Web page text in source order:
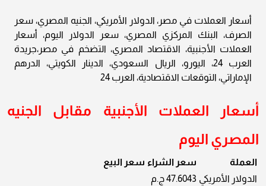
أسعار العملات في مصر، الدولار الأمريكي، الجنيه المصري، سعر
الصرف، البنك المركزي المصري، سعر الدولار اليوم، أسعار
العملات الأجنبية، الاقتصاد المصري، التضخم في مصر،جريدة
العرب 24، اليورو، الريال السعودي، الدينار الكويتي، الدرهم
الإماراتي، التوقعات الاقتصادية، العرب 24
أسعار العملات الأجنبية مقابل الجنيه
المصري اليوم
العملة سعر الشراء سعر البيع
الدولار الأمريكي 47.6043 ج.م